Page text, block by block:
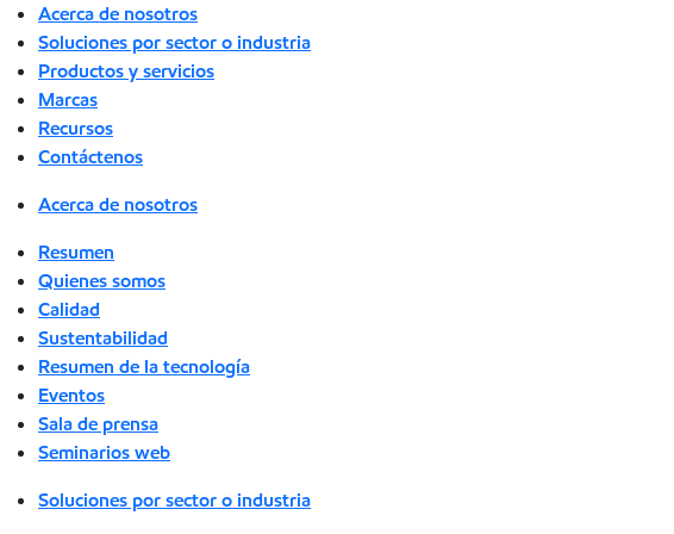
Acerca de nosotros
Soluciones por sector o industria
Productos y servicios
Marcas
Recursos
Contáctenos
Acerca de nosotros
Resumen
Quienes somos
Calidad
Sustentabilidad
Resumen de la tecnología
Eventos
Sala de prensa
Seminarios web
Soluciones por sector o industria